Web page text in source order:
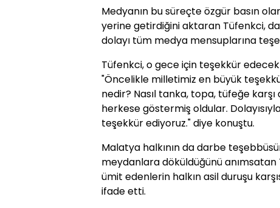
Medyanın bu süreçte özgür basın
yerine getirdiğini aktaran Tüfenkci,
dolayı tüm medya mensuplarına
Tüfenkci, o gece için teşekkür
"Öncelikle milletimiz en büyük
nedir? Nasıl tanka, topa, tüfeğe
herkese göstermiş oldular.
teşekkür ediyoruz." diye konuştu.
Malatya halkının da darbe
meydanlara döküldüğünü anımsatan
ümit edenlerin halkın asil duruşu
ifade etti.